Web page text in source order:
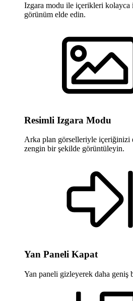
Izgara modu ile içerikleri
görünüm elde edin.
Resimli Izgara Modu
Arka plan görselleriyle içeriğinizi
zengin bir şekilde görüntüleyin.
Yan Paneli Kapat
Yan paneli gizleyerek daha geniş